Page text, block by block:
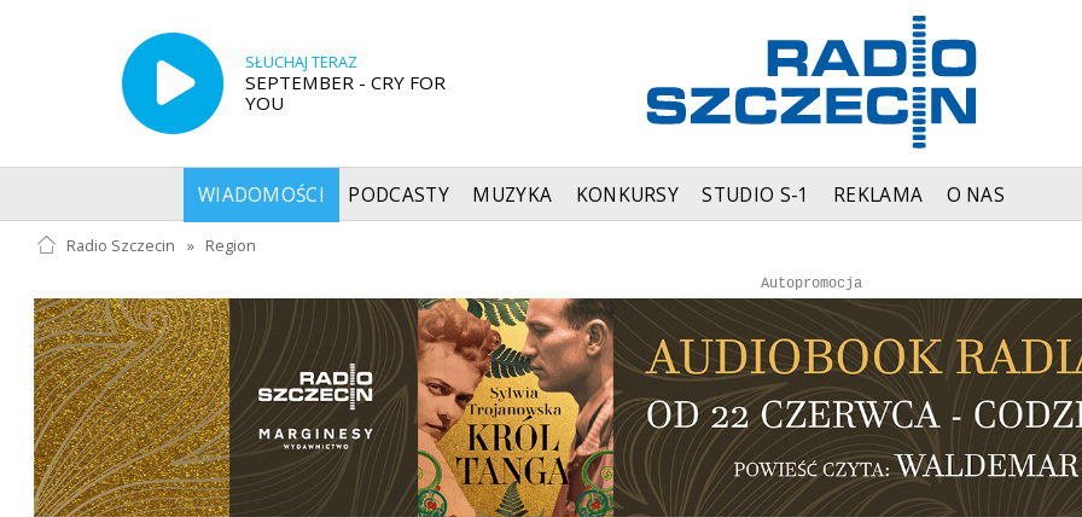
SŁUCHAJ TERAZ
SEPTEMBER - CRY FOR
YOU
WIADOMOŚCI PODCASTY MUZYKA KONKURSY STUDIO S-1 REKLAMA O NAS
Radio Szczecin » Region
Autopromocja
Autopromocja